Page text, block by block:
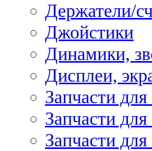
Держатели/
Джойстики
Динамики,
Дисплеи,
Запчасти
Запчасти
Запчасти